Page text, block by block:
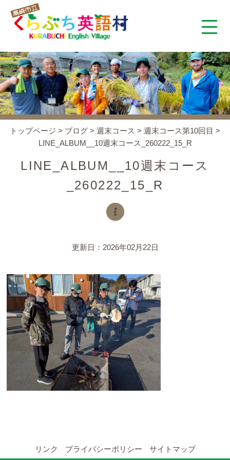
くらぶち英語村とは
コンセプト
通年コース
週末コース
短期コース
留学コースのご案内
短期コース
トップページ > ブログ > 週末コース > 週末コース第10回目 >
LINE_ALBUM__10週末コース_260222_15_R
LINE_ALBUM__10週末コース
_260222_15_R
更新日：2026年02月22日
リンク プライバシーポリシー サイトマップ